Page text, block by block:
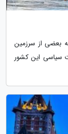
بعضی از سرزمین
سیاسی این کشور